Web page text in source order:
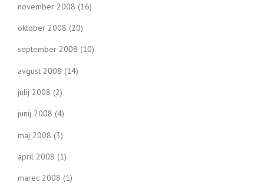
november 2008 (16)
oktober 2008 (20)
september 2008 (10)
avgust 2008 (14)
julij 2008 (2)
junij 2008 (4)
maj 2008 (3)
april 2008 (1)
marec 2008 (1)